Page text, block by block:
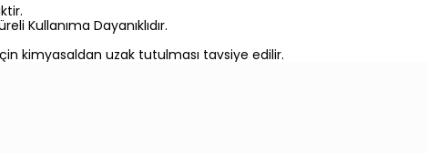
Kullanıma Dayanıklıdır.
kimyasaldan uzak tutulması tavsiye edilir.